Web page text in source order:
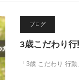
ブログ
3歳こだわり
「3歳 こだわり 行